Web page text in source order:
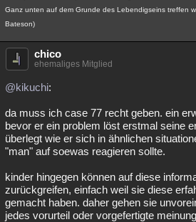
Ganz unten auf dem Grunde des Lebendigseins treffen
Bateson)
chico
ehemaliges Mitglied
@kikuchi:
da muss ich case 77 recht geben. ein
bevor er ein problem löst erstmal seine
überlegt wie er sich in ähnlichen
"man" auf soewas reagieren sollte.
kinder hingegen können auf diese
zurückgreifen, einfach weil sie diese
gemacht haben. daher gehen sie
jedes vorurteil oder vorgefertigte